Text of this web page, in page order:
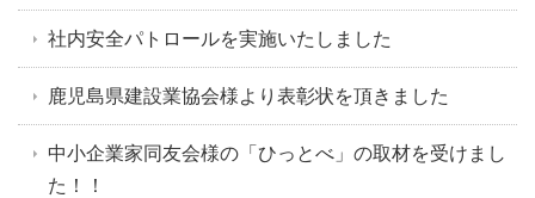
社内安全パトロールを実施いたしました
鹿児島県建設業協会様より表彰状を頂きました
中小企業家同友会様の「ひっとべ」の取材を受けまし
た！！